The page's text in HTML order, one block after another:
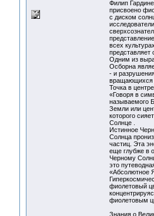
Филип
присвоено
с диском
всех
представляет
Одним из
Осборна
- и
вращающихся
Точка в
«Говоря в
называемого
Земли или
которого
Солнце .
Истинное
Солнца
частиц. Эта
еще глубже в
Черному
это
«Абсолютное
фиолетовый
фиолетовым
Знания о